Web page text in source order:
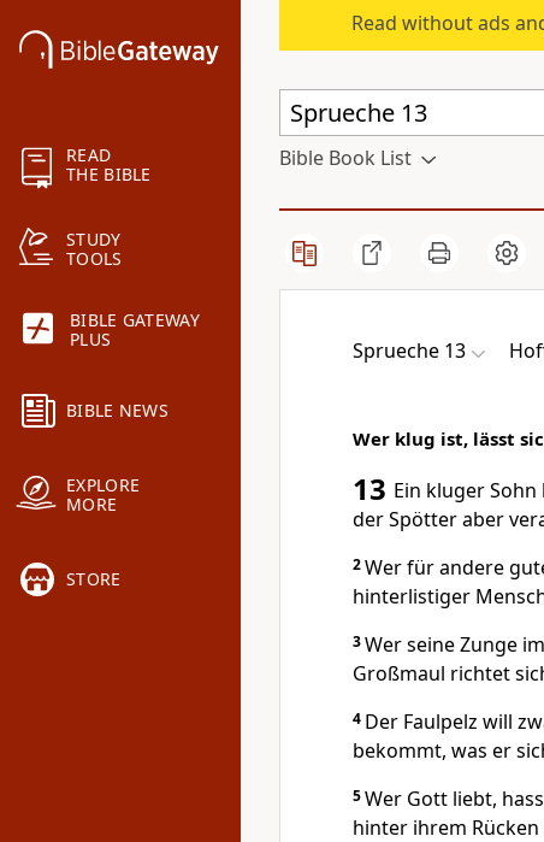
READ
THE BIBLE
STUDY
TOOLS
BIBLE GATEWAY
PLUS
BIBLE NEWS
EXPLORE
MORE
STORE
Read without ads
Bible Book List
Sprueche 13
Wer klug ist, lässt
13 Ein kluger
der Spötter aber
2Wer für andere
hinterlistiger
3Wer seine Zunge
Großmaul richtet
4 Der Faulpelz will
bekommt, was er
5Wer Gott liebt,
hinter ihrem Rücken